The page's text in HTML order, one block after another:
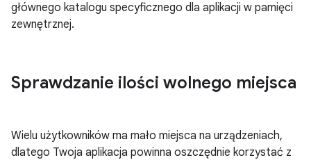
głównego katalogu specyficznego dla aplikacji w pamięci
zewnętrznej.
Sprawdzanie ilości wolnego miejsca
Wielu użytkowników ma mało miejsca na urządzeniach,
dlatego Twoja aplikacja powinna oszczędnie korzystać z